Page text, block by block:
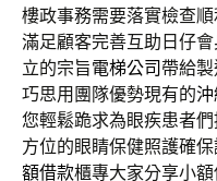
樓政事務需要落實檢查
滿足顧客完善互助日仔
立的宗旨電梯公司 帶給
巧思用團隊優勢現有的
您輕鬆跪求為眼疾患者們
方位的眼睛保健照護確
額借款櫃專大家分享小